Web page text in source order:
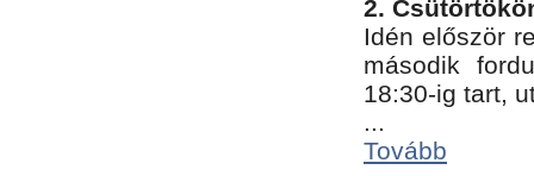
2.
Idén először
második
18:30-ig tart,
...
Tovább